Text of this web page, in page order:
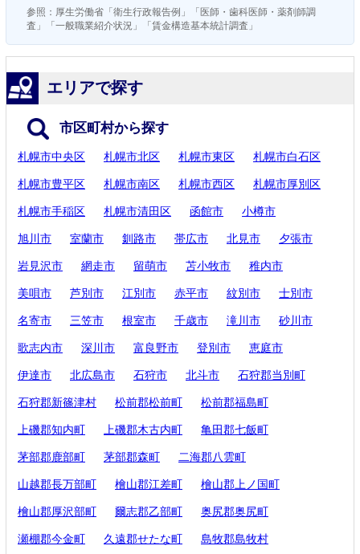
参照：厚生労働省「衛生行政報告例」「医師・歯科医師・薬剤師調
査」「一般職業紹介状況」「賃金構造基本統計調査」
エリアで探す
市区町村から探す
札幌市中央区 札幌市北区 札幌市東区 札幌市白石区
札幌市豊平区 札幌市南区 札幌市西区 札幌市厚別区
札幌市手稲区 札幌市清田区 函館市 小樽市
旭川市 室蘭市 釧路市 帯広市 北見市 夕張市
岩見沢市 網走市 留萌市 苫小牧市 稚内市
美唄市 芦別市 江別市 赤平市 紋別市 士別市
名寄市 三笠市 根室市 千歳市 滝川市 砂川市
歌志内市 深川市 富良野市 登別市 恵庭市
伊達市 北広島市 石狩市 北斗市 石狩郡当別町
石狩郡新篠津村 松前郡松前町 松前郡福島町
上磯郡知内町 上磯郡木古内町 亀田郡七飯町
茅部郡鹿部町 茅部郡森町 二海郡八雲町
山越郡長万部町 檜山郡江差町 檜山郡上ノ国町
檜山郡厚沢部町 爾志郡乙部町 奥尻郡奥尻町
瀬棚郡今金町 久遠郡せたな町 島牧郡島牧村